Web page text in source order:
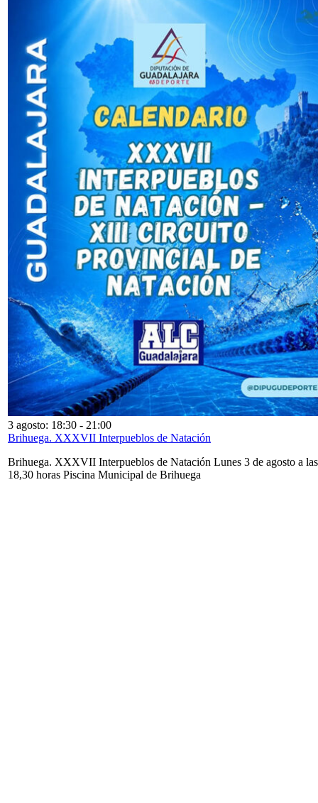
3 agosto: 18:30 - 21:00
Brihuega. XXXVII Interpueblos de Natación
Brihuega. XXXVII Interpueblos de Natación Lunes 3 de agosto a las
18,30 horas Piscina Municipal de Brihuega